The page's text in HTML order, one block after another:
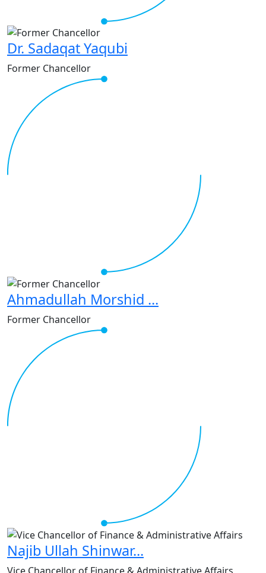
Dr. Sadaqat Yaqubi
Former Chancellor
Ahmadullah Morshid ...
Former Chancellor
Najib Ullah Shinwar...